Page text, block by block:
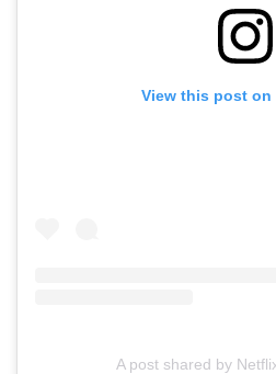
View this post on
A post shared by